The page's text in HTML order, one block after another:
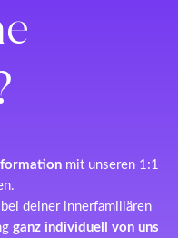
mit unseren 1:1
deiner innerfamiliären
ganz individuell von uns